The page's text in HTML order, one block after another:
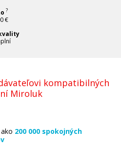
?
€
kompatibilných
Miroluk
200 000 spokojných